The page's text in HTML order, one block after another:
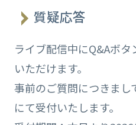
質疑応答
ライブ配信中にQ&Aボ
いただけます。
事前のご質問につきまし
にて受付いたします。